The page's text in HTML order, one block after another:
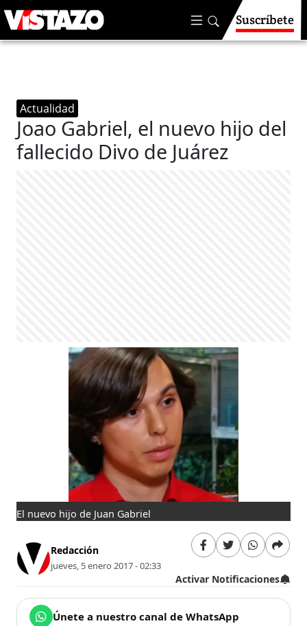
Suscríbete
Actualidad
Joao Gabriel, el nuevo hijo del
fallecido Divo de Juárez
El nuevo hijo de Juan Gabriel
Redacción
jueves, 5 enero 2017 - 02:33
Activar Notificaciones
Únete a nuestro canal de WhatsApp